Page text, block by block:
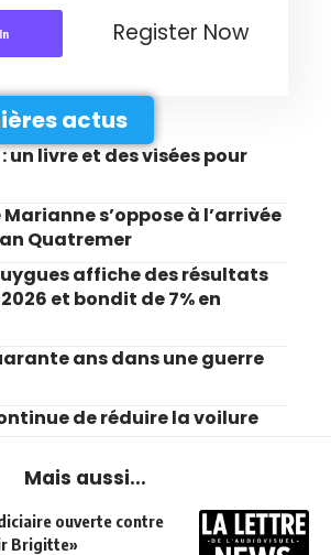
Register Now
actus
un livre et des visées pour
s’oppose à l’arrivée
Quatremer
affiche des résultats
et bondit de 7% en
ans dans une guerre
de réduire la voilure
Mais aussi...
ouverte contre
Brigitte»